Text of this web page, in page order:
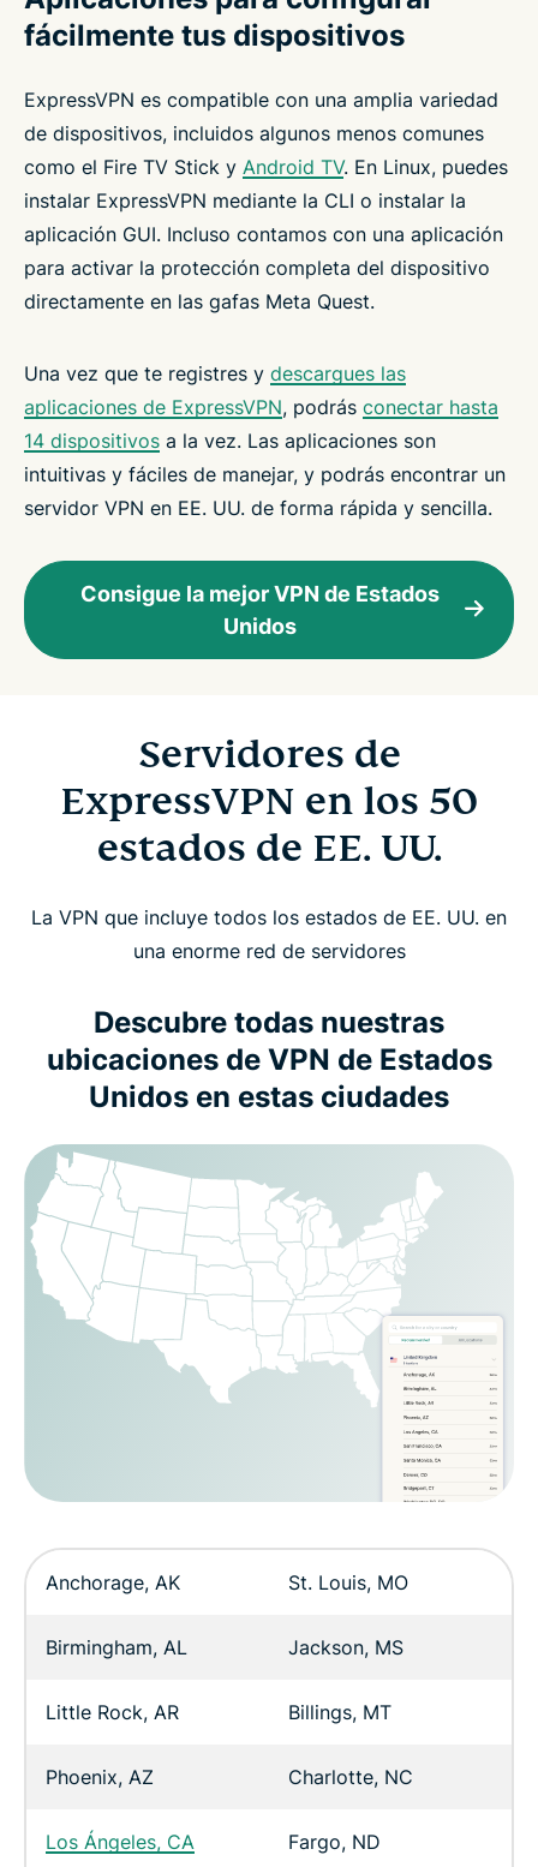
fácilmente tus dispositivos
ExpressVPN es compatible con una amplia variedad
de dispositivos, incluidos algunos menos comunes
como el Fire TV Stick y Android TV. En Linux, puedes
instalar ExpressVPN mediante la CLI o instalar la
aplicación GUI. Incluso contamos con una aplicación
para activar la protección completa del dispositivo
directamente en las gafas Meta Quest.
Una vez que te registres y descargues las
aplicaciones de ExpressVPN, podrás conectar hasta
14 dispositivos a la vez. Las aplicaciones son
intuitivas y fáciles de manejar, y podrás encontrar un
servidor VPN en EE. UU. de forma rápida y sencilla.
Consigue la mejor VPN de Estados
Unidos
Servidores de
ExpressVPN en los 50
estados de EE. UU.
La VPN que incluye todos los estados de EE. UU. en
una enorme red de servidores
Descubre todas nuestras
ubicaciones de VPN de Estados
Unidos en estas ciudades
Anchorage, AK St. Louis, MO
Birmingham, AL Jackson, MS
Little Rock, AR Billings, MT
Phoenix, AZ Charlotte, NC
Los Ángeles, CA Fargo, ND